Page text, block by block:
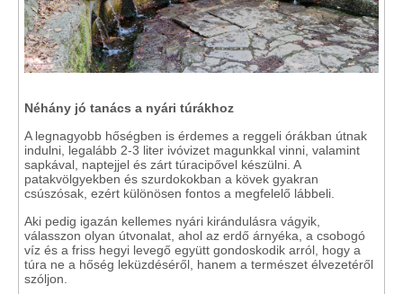
Néhány jó tanács a nyári túrákhoz
A legnagyobb hőségben is érdemes a reggeli órákban útnak
indulni, legalább 2-3 liter ivóvizet magunkkal vinni, valamint
sapkával, naptejjel és zárt túracipővel készülni. A
patakvölgyekben és szurdokokban a kövek gyakran
csúszósak, ezért különösen fontos a megfelelő lábbeli.
Aki pedig igazán kellemes nyári kirándulásra vágyik,
válasszon olyan útvonalat, ahol az erdő árnyéka, a csobogó
víz és a friss hegyi levegő együtt gondoskodik arról, hogy a
túra ne a hőség leküzdéséről, hanem a természet élvezetéről
szóljon.